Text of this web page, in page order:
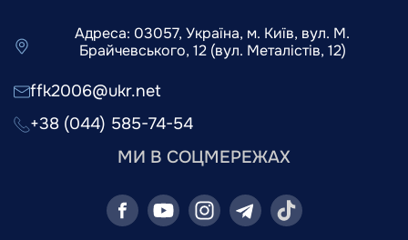
Адреса: 03057, Україна, м. Київ, вул. М.
Брайчевського, 12 (вул. Металістів, 12)
ffk2006@ukr.net
+38 (044) 585-74-54
МИ В СОЦМЕРЕЖАХ